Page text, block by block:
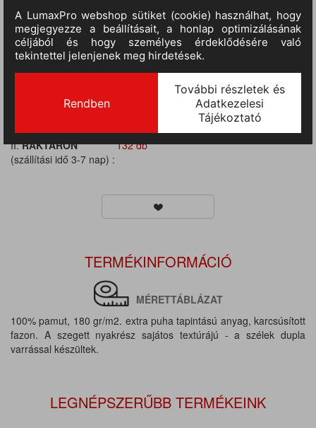
TERMÉKADATOK
Cikkszám:
ka356fo-l
M.egység:
db
Tulajdonságok:
O-nyakú, Slim fit, 180 gr/m2, Rövid ujjú
II.RAKTÁRON
(szállítási idő 3-7 nap) :
132 db
TERMÉKINFORMÁCIÓ
MÉRETTÁBLÁZAT
100% pamut, 180 gr/m2. extra puha tapintású anyag, karcsúsított
fazon. A szegett nyakrész sajátos textúrájú - a szélek dupla
varrással készültek.
LEGNÉPSZERŰBB TERMÉKEINK